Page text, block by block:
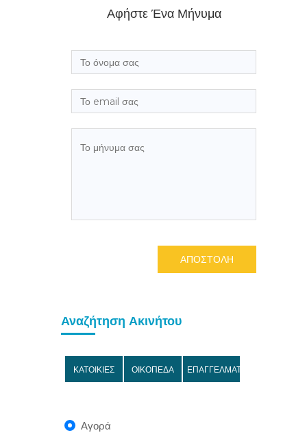
Αφήστε Ένα Μήνυμα
ΑΠΟΣΤΟΛΗ
Αναζήτηση Ακινήτου
ΚΑΤΟΙΚΙΕΣ ΟΙΚΟΠΕΔΑ ΕΠΑΓΓΕΛΜΑΤΙΚΑ
Αγορά